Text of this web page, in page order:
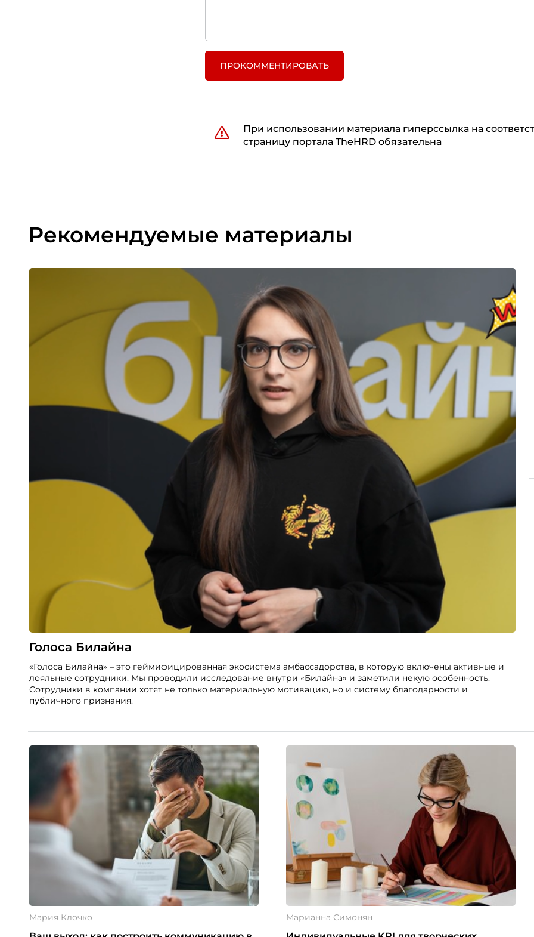
ПРОКОММЕНТИРОВАТЬ
При использовании материала гиперссылка на
страницу портала TheHRD обязательна
Рекомендуемые материалы
Голоса Билайна
«Голоса Билайна» – это геймифицированная экосистема амбассадорства, в которую включены активные и
лояльные сотрудники. Мы проводили исследование внутри «Билайна» и заметили некую особенность.
Сотрудники в компании хотят не только материальную мотивацию, но и систему благодарности и
публичного признания.
Мария Клочко Марианна Симонян